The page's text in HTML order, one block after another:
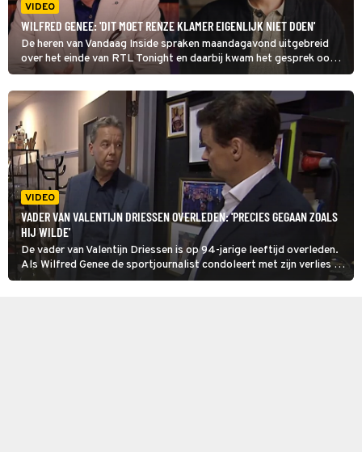
VIDEO
WILFRED GENEE: 'DIT MOET RENZE KLAMER EIGENLIJK NIET DOEN'
De heren van Vandaag Inside spraken maandagavond uitgebreid
over het einde van RTL Tonight en daarbij kwam het gesprek ook
op Renze Klamer, die de late avond van RTL4 moet gaan redden:
'Maar dit moet hij eigenlijk niet doen.'
VIDEO
VADER VAN VALENTIJN DRIESSEN OVERLEDEN: 'PRECIES GEGAAN ZOALS
HIJ WILDE'
De vader van Valentijn Driessen is op 94-jarige leeftijd overleden.
Als Wilfred Genee de sportjournalist condoleert met zijn verlies in
In de wandelgangen, het naprogramma van Vandaag Inside, vertelt